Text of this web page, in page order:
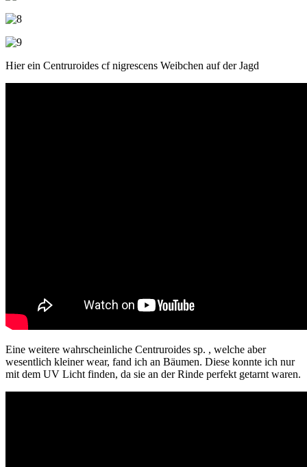
Hier ein Centruroides cf nigrescens Weibchen auf der Jagd
Eine weitere wahrscheinliche Centruroides sp. , welche aber
wesentlich kleiner wear, fand ich an Bäumen. Diese konnte ich nur
mit dem UV Licht finden, da sie an der Rinde perfekt getarnt waren.